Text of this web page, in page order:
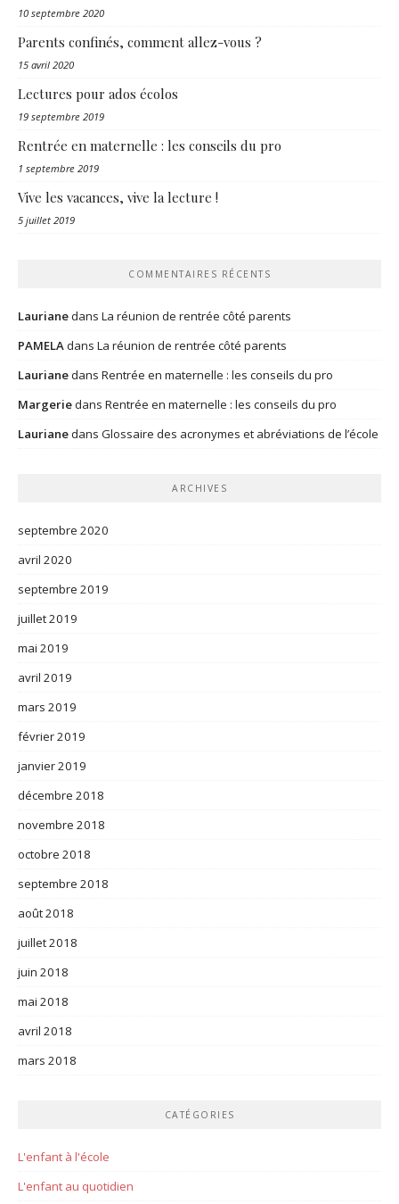
10 septembre 2020
Parents confinés, comment allez-vous ?
15 avril 2020
Lectures pour ados écolos
19 septembre 2019
Rentrée en maternelle : les conseils du pro
1 septembre 2019
Vive les vacances, vive la lecture !
5 juillet 2019
COMMENTAIRES RÉCENTS
Laurianedans La réunion de rentrée côté parents
PAMELA dans La réunion de rentrée côté parents
Laurianedans Rentrée en maternelle : les conseils du pro
Margeriedans Rentrée en maternelle : les conseils du pro
Laurianedans Glossaire des acronymes et abréviations de l’école
ARCHIVES
septembre 2020
avril 2020
septembre 2019
juillet 2019
mai 2019
avril 2019
mars 2019
février 2019
janvier 2019
décembre 2018
novembre 2018
octobre 2018
septembre 2018
août 2018
juillet 2018
juin 2018
mai 2018
avril 2018
mars 2018
CATÉGORIES
L'enfant à l'école
L'enfant au quotidien